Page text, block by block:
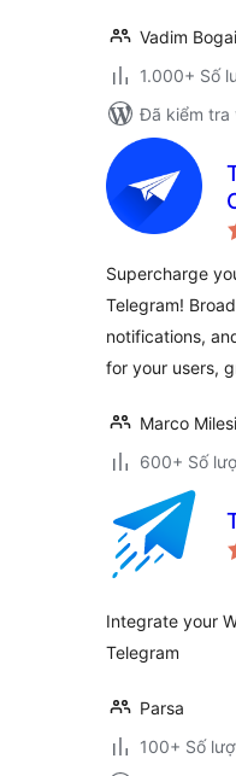
Vadim
1.000+ Số
Đã kiểm tra
Supercharge
Telegram!
notifications,
for your users,
Marco Milesi
600+ Số
Integrate your
Telegram
Parsa
100+ Số